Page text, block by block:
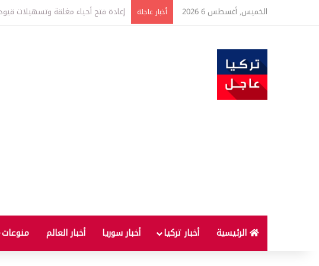
الخميس, أغسطس 6 2026 أخبار عاجلة
الرئيسية أخبار تركيا أخبار سوريا أخبار العالم منوعات